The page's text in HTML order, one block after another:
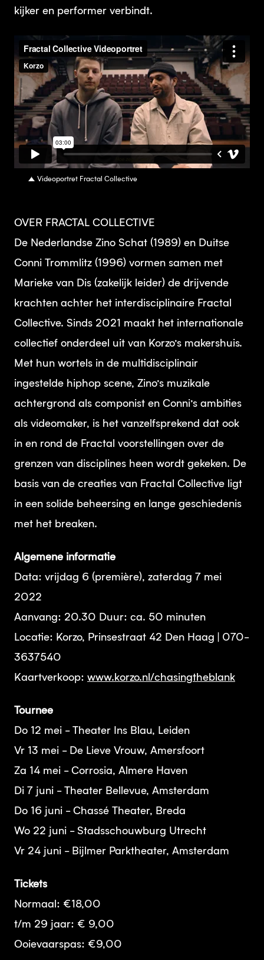
kijker en performer verbindt.
Videoportret Fractal Collective
OVER FRACTAL COLLECTIVE
De Nederlandse Zino Schat (1989) en Duitse
Conni Trommlitz (1996) vormen samen met
Marieke van Dis (zakelijk leider) de drijvende
krachten achter het interdisciplinaire Fractal
Collective. Sinds 2021 maakt het internationale
collectief onderdeel uit van Korzo’s makershuis.
Met hun wortels in de multidisciplinair
ingestelde hiphop scene, Zino’s muzikale
achtergrond als componist en Conni’s ambities
als videomaker, is het vanzelfsprekend dat ook
in en rond de Fractal voorstellingen over de
grenzen van disciplines heen wordt gekeken. De
basis van de creaties van Fractal Collective ligt
in een solide beheersing en lange geschiedenis
met het breaken.
Algemene informatie
Data: vrijdag 6 (première), zaterdag 7 mei
2022
Aanvang: 20.30 Duur: ca. 50 minuten
Locatie: Korzo, Prinsestraat 42 Den Haag | 070-
3637540
Kaartverkoop: www.korzo.nl/chasingtheblank
Tournee
Do 12 mei - Theater Ins Blau, Leiden
Vr 13 mei - De Lieve Vrouw, Amersfoort
Za 14 mei - Corrosia, Almere Haven
Di 7 juni - Theater Bellevue, Amsterdam
Do 16 juni - Chassé Theater, Breda
Wo 22 juni - Stadsschouwburg Utrecht
Vr 24 juni - Bijlmer Parktheater, Amsterdam
Tickets
Normaal: €18,00
t/m 29 jaar: € 9,00
Ooievaarspas: €9,00